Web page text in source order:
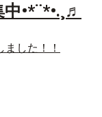
•*¨*•.¸♬︎
した！！